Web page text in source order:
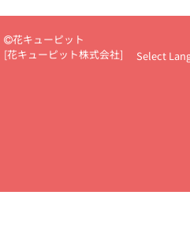
ール
新築引っ越し祝いコラム
場上司や先輩へ贈るお祝い花の正
あり)
花キューピット×専門家
花キューピット
[花キューピット株式会社] Select